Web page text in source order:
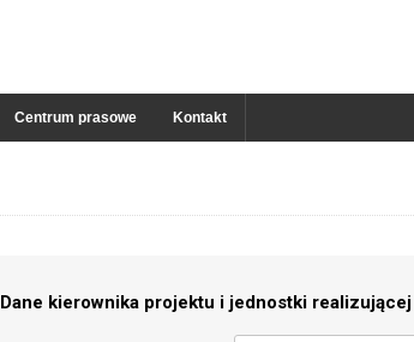
Centrum prasowe Kontakt
Dane kierownika projektu i jednostki realizującej